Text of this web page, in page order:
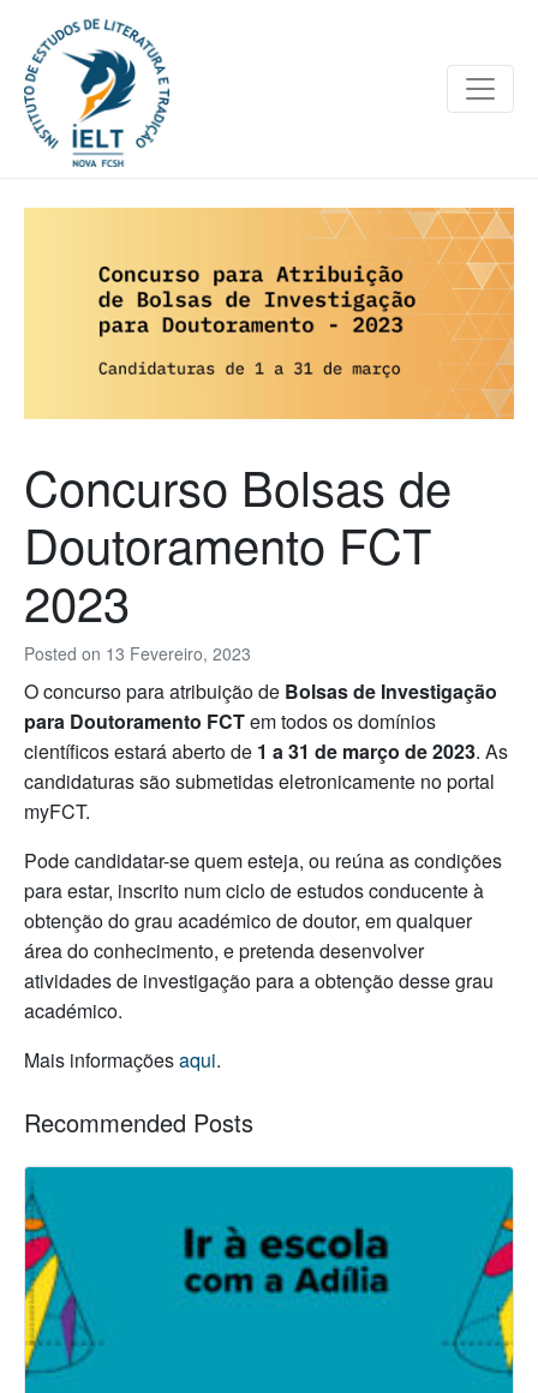
Posted on 13 Fevereiro, 2023
Concurso Bolsas de
Doutoramento FCT
2023
O concurso para atribuição de Bolsas de Investigação
para Doutoramento FCTem todos os domínios
científicos estará aberto de 1 a 31 de março de 2023. As
candidaturas são submetidas eletronicamente no portal
myFCT.
Pode candidatar-se quem esteja, ou reúna as condições
para estar, inscrito num ciclo de estudos conducente à
obtenção do grau académico de doutor, em qualquer
área do conhecimento, e pretenda desenvolver
atividades de investigação para a obtenção desse grau
académico.
Mais informaçõesaqui.
Recommended Posts